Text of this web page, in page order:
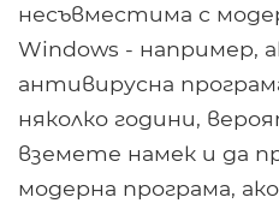
несъвместима с
Windows - например,
антивирусна
няколко години,
вземете намек и да
модерна програма,